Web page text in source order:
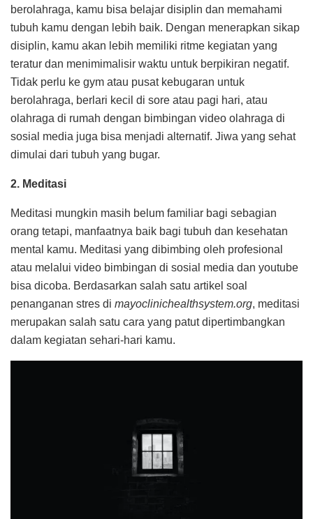
berolahraga, kamu bisa belajar disiplin dan memahami
tubuh kamu dengan lebih baik. Dengan menerapkan sikap
disiplin, kamu akan lebih memiliki ritme kegiatan yang
teratur dan menimimalisir waktu untuk berpikiran negatif.
Tidak perlu ke gym atau pusat kebugaran untuk
berolahraga, berlari kecil di sore atau pagi hari, atau
olahraga di rumah dengan bimbingan video olahraga di
sosial media juga bisa menjadi alternatif. Jiwa yang sehat
dimulai dari tubuh yang bugar.
2. Meditasi
Meditasi mungkin masih belum familiar bagi sebagian
orang tetapi, manfaatnya baik bagi tubuh dan kesehatan
mental kamu. Meditasi yang dibimbing oleh profesional
atau melalui video bimbingan di sosial media dan youtube
bisa dicoba. Berdasarkan salah satu artikel soal
penanganan stres di mayoclinichealthsystem.org, meditasi
merupakan salah satu cara yang patut dipertimbangkan
dalam kegiatan sehari-hari kamu.